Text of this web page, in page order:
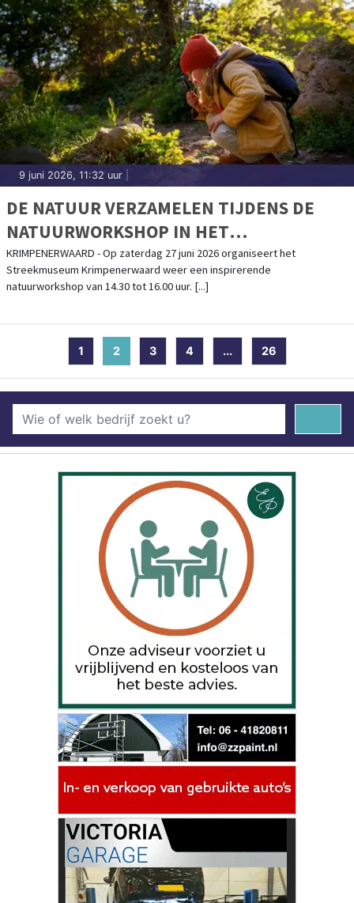
9 juni 2026, 11:32 uur
DE NATUUR VERZAMELEN TIJDENS DE
NATUURWORKSHOP IN HET
STREEKMUSEUM
KRIMPENERWAARD - Op zaterdag 27 juni 2026 organiseert het
Streekmuseum Krimpenerwaard weer een inspirerende
natuurworkshop van 14.30 tot 16.00 uur. [...]
1 2(current)
3 4 ... 26